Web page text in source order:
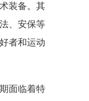
装备。其
、安保等
者和运动
面临着特